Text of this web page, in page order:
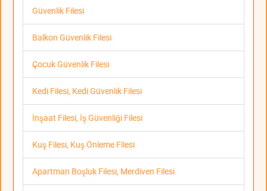
Güvenlik Filesi
Balkon Güvenlik Filesi
Çocuk Güvenlik Filesi
Kedi Filesi, Kedi Güvenlik Filesi
İnşaat Filesi, İş Güvenliği Filesi
Kuş Filesi, Kuş Önleme Filesi
Apartman Boşluk Filesi, Merdiven Filesi